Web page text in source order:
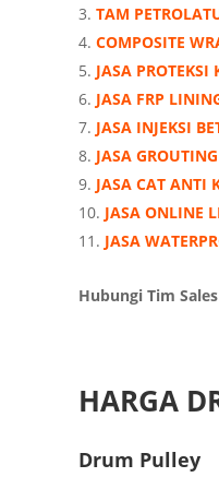
TAM
COMPOSITE
JASA PROTEKSI
JASA FRP
JASA INJEKSI
JASA
JASA CAT ANTI
JASA ONLINE
JASA
Hubungi Tim
HARGA
Drum Pulley